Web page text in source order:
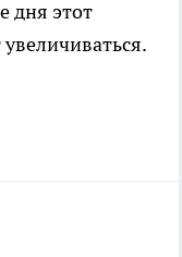
дня этот
увеличиваться.